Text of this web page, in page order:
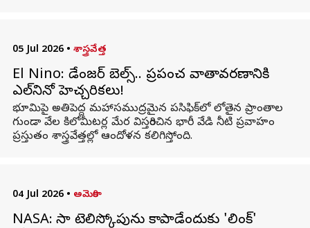
05 Jul 2026 • శాస్త్రవేత్త
El Nino: డేంజర్ బెల్స్.. ప్రపంచ వాతావరణానికి
ఎల్‌నినో హెచ్చరికలు!
భూమిపై అతిపెద్ద మహాసముద్రమైన పసిఫిక్‌లో లోతైన ప్రాంతాల
గుండా వేల కిలోమీటర్ల మేర విస్తరించిన భారీ వేడి నీటి ప్రవాహం
ప్రస్తుతం శాస్త్రవేత్తల్లో ఆందోళన కలిగిస్తోంది.
04 Jul 2026 • అమెరికా
NASA: నాసా టెలిస్కోపును కాపాడేందుకు 'లింక్'